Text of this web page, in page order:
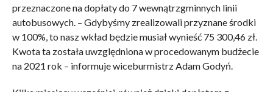
przeznaczone na dopłaty do 7 wewnątrzgminnych linii
autobusowych. – Gdybyśmy zrealizowali przyznane środki
w 100%, to nasz wkład będzie musiał wynieść 75 300,46 zł.
Kwota ta została uwzględniona w procedowanym budżecie
na 2021 rok – informuje wiceburmistrz Adam Godyń.